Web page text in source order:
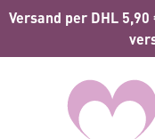
springen
Versand per DHL